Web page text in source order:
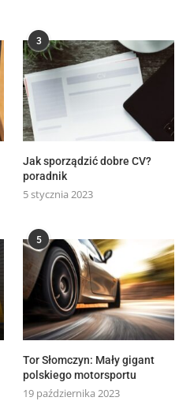
3
Jak sporządzić dobre CV?
poradnik
5 stycznia 2023
5
Tor Słomczyn: Mały gigant
polskiego motorsportu
19 października 2023